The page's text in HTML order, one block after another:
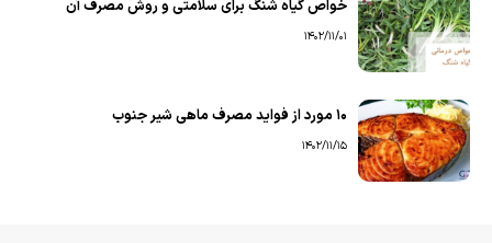
خواص گیاه شنگ برای سلامتی و روش مصرف آن
1402/11/01
۱۰ مورد از فواید مصرف ماهی شیر جنوب
1402/11/15